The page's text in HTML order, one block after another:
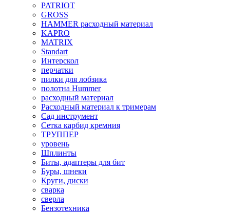
PATRIOT
GROSS
HAMMER расходный материал
KAPRO
MATRIX
Standart
Интерскол
перчатки
пилки для лобзика
полотна Hummer
расходный материал
Расходный материал к тримерам
Сад инструмент
Сетка карбид кремния
ТРУППЕР
уровень
Шплинты
Биты, адаптеры для бит
Буры, шнеки
Круги, диски
сварка
сверла
Бензотехника